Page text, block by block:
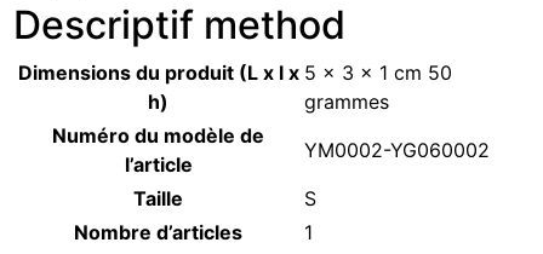
Descriptif method
Dimensions du produit (L x l x
h)
‎5 x 3 x 1 cm 50
grammes
Numéro du modèle de
l’article
‎YM0002-YG060002
Taille
‎S
Nombre d’articles
‎1